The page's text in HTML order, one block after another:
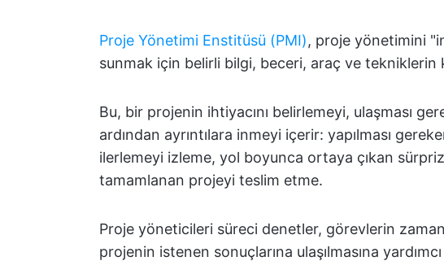
Proje Yönetimi Enstitüsü (PMI), proje yönetimini
sunmak için belirli bilgi, beceri, araç ve tekniklerin
Bu, bir projenin ihtiyacını belirlemeyi, ulaşması
ardından ayrıntılara inmeyi içerir: yapılması
ilerlemeyi izleme, yol boyunca ortaya çıkan
tamamlanan projeyi teslim etme.
Proje yöneticileri süreci denetler, görevlerin
projenin istenen sonuçlarına ulaşılmasına